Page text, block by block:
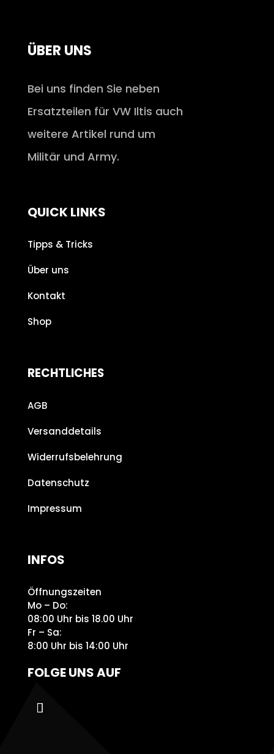
ÜBER UNS
Bei uns finden Sie neben
Ersatzteilen für VW Iltis auch
weitere Artikel rund um
Militär und Army.
QUICK LINKS
Tipps & Tricks
Über uns
Kontakt
Shop
RECHTLICHES
AGB
Versanddetails
Widerrufsbelehrung
Datenschutz
Impressum
INFOS
Öffnungszeiten
Mo – Do:
08:00 Uhr bis 18.00 Uhr
Fr – Sa:
8:00 Uhr bis 14:00 Uhr
FOLGE UNS AUF